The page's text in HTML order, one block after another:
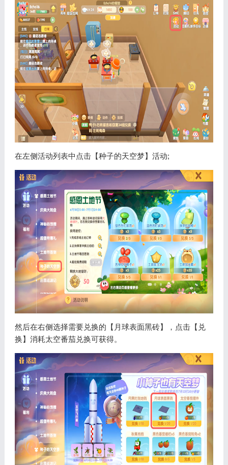
在左侧活动列表中点击【种子的天空梦】活动;
然后在右侧选择需要兑换的【月球表面黑砖】，点击【兑
换】消耗太空番茄兑换可获得。